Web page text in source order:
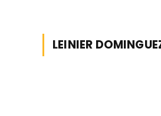
LEINIER